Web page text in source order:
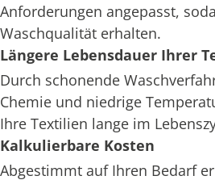
Anforderungen angepasst,
Waschqualität erhalten.
Längere Lebensdauer Ihrer
Durch schonende
Chemie und niedrige
Ihre Textilien lange im
Kalkulierbare Kosten
Abgestimmt auf Ihren Bedarf